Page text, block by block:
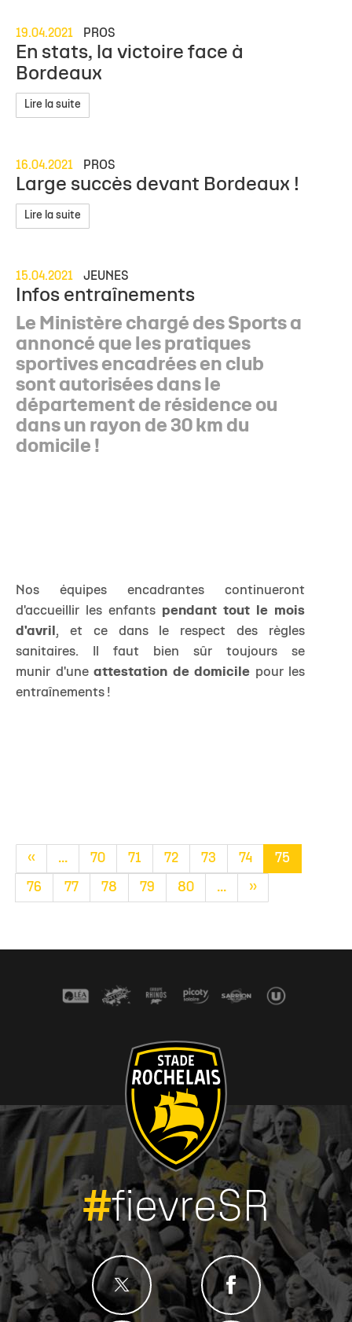
19.04.2021 PROS
En stats, la victoire face à
Bordeaux
Lire la suite
16.04.2021 PROS
Large succès devant Bordeaux !
Lire la suite
15.04.2021 JEUNES
Infos entraînements
Le Ministère chargé des Sports a
annoncé que les pratiques
sportives encadrées en club
sont autorisées dans le
département de résidence ou
dans un rayon de 30 km du
domicile !
Nos équipes encadrantes continueront
d'accueillir les enfants pendant tout le mois
d'avril , et ce dans le respect des règles
sanitaires. Il faut bien sûr toujours se
munir d'une attestation de domicile pour les
entraînements !
« ... 70 71 72 73 74 75
76 77 78 79 80 ... »
#fievreSR